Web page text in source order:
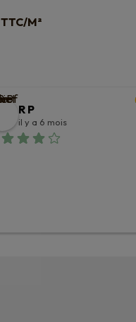
TTC/M²
R P
il y a 6 mois